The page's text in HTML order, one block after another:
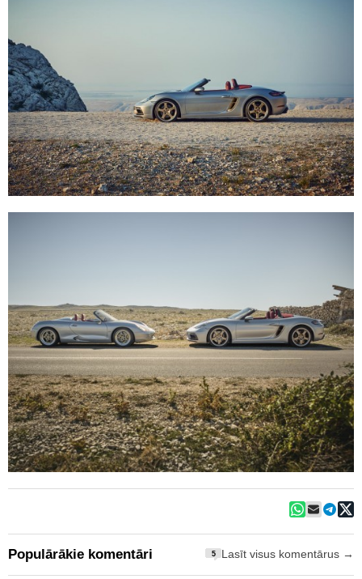
Populārākie komentāri 5 Lasīt visus komentārus →